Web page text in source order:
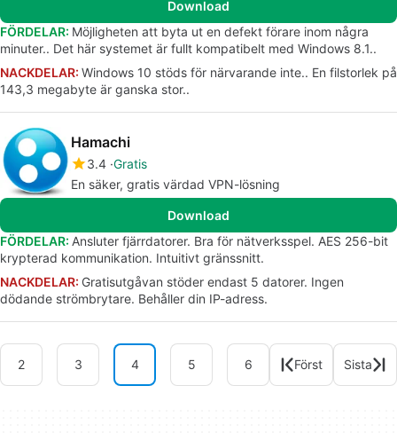
Download
FÖRDELAR: Möjligheten att byta ut en defekt förare inom några
minuter.. Det här systemet är fullt kompatibelt med Windows 8.1..
NACKDELAR: Windows 10 stöds för närvarande inte.. En filstorlek på
143,3 megabyte är ganska stor..
Hamachi
3.4 Gratis
En säker, gratis värdad VPN-lösning
Download
FÖRDELAR: Ansluter fjärrdatorer. Bra för nätverksspel. AES 256-bit
krypterad kommunikation. Intuitivt gränssnitt.
NACKDELAR: Gratisutgåvan stöder endast 5 datorer. Ingen
dödande strömbrytare. Behåller din IP-adress.
2 3 4 5 6 Först Sista